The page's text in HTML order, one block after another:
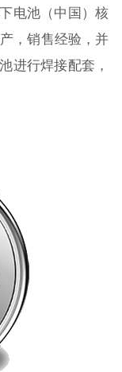
电池（中国）核
，销售经验，并
进行焊接配套，